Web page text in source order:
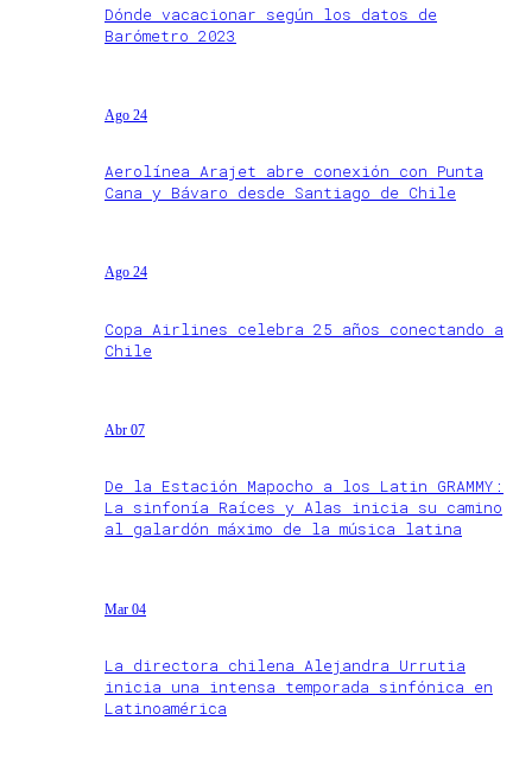
Dónde vacacionar según los datos de
Barómetro 2023
Ago 24
Aerolínea Arajet abre conexión con Punta
Cana y Bávaro desde Santiago de Chile
Ago 24
Copa Airlines celebra 25 años conectando a
Chile
Abr 07
De la Estación Mapocho a los Latin GRAMMY:
La sinfonía Raíces y Alas inicia su camino
al galardón máximo de la música latina
Mar 04
La directora chilena Alejandra Urrutia
inicia una intensa temporada sinfónica en
Latinoamérica